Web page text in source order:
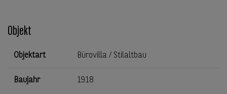
Objekt
Objektart Bürovilla / Stilaltbau
Baujahr 1918